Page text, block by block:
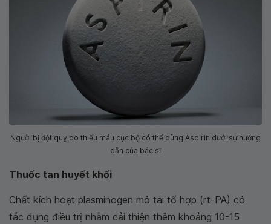
Người bị đột quỵ do thiếu máu cục bộ có thể dùng Aspirin dưới sự hướng
dẫn của bác sĩ
Thuốc tan huyết khối
Chất kích hoạt plasminogen mô tái tổ hợp (rt-PA) có
tác dụng điều trị nhằm cải thiện thêm khoảng 10-15